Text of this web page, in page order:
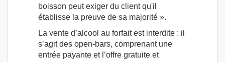
boisson peut exiger du client qu'il
établisse la preuve de sa majorité ».
La vente d’alcool au forfait est interdite : il
s’agit des open-bars, comprenant une
entrée payante et l’offre gratuite et